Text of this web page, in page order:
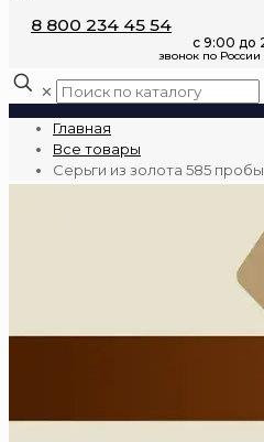
8 800 234 45 54
✕
Главная
Все товары
Серьги из золота 585 пробы